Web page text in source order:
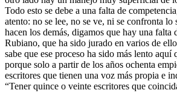
Todo esto se debe a una falta de
atento: no se lee, no se ve, ni se confronta
hacen los demás, digamos que hay una falta
Rubiano, que ha sido jurado en varios de
sabe que ese proceso ha sido más lento aquí
porque solo a partir de los años ochenta
escritores que tienen una voz más propia e
“Tener quince o veinte escritores que